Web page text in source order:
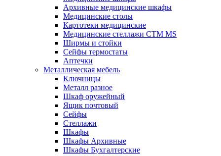
Архивные медицинские шкафы
Медицинские столы
Картотеки медицинские
Медицинские стеллажи CTM MS
Ширмы и стойки
Сейфы термостаты
Аптечки
Металлическая мебель
Ключницы
Металл разное
Шкаф оружейный
Ящик почтовый
Сейфы
Стеллажи
Шкафы
Шкафы Архивные
Шкафы Бухгалтерские